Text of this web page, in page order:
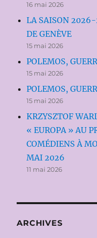
16 mai 2026
LA SAISON 2026-
DE GENÈVE
15 mai 2026
POLEMOS,
15 mai 2026
POLEMOS,
15 mai 2026
KRZYSZTOF
« EUROPA » AU
COMÉDIENS À
MAI 2026
11 mai 2026
ARCHIVES